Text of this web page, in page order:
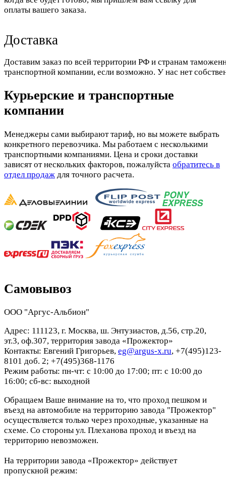
оплаты вашего заказа.
Доставка
Доставим заказ по всей территории РФ и странам
транспортной компании, если возможно. У нас нет
Курьерские и транспортные
компании
Менеджеры сами выбирают тариф, но вы можете выбрать
конкретного перевозчика. Мы работаем с несколькими
транспортными компаниями. Цена и сроки доставки
зависят от нескольких факторов, пожалуйста обратитесь в
отдел продаж для точного расчета.
Самовывоз
ООО "Аргус-Альбион"
Адрес: 111123, г. Москва, ш. Энтузиастов, д.56, стр.20,
эт.3, оф.307, территория завода «Прожектор»
Контакты: Евгений Григорьев, eg@argus-x.ru, +7(495)123-
8101 доб. 2; +7(495)368-1176
Режим работы: пн-чт: с 10:00 до 17:00; пт: с 10:00 до
16:00; сб-вс: выходной
Обращаем Ваше внимание на то, что проход пешком и
въезд на автомобиле на территорию завода "Прожектор"
осуществляется только через проходные, указанные на
схеме. Со стороны ул. Плеханова проход и въезд на
территорию невозможен.
На территории завода «Прожектор» действует
пропускной режим: